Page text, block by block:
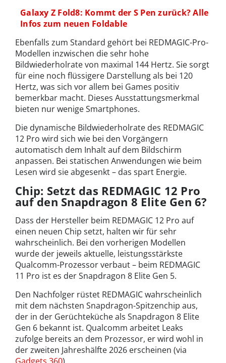
Galaxy Z Fold8: Kommt der S Pen zurück? Alle
Infos zum neuen Foldable
Ebenfalls zum Standard gehört bei REDMAGIC-Pro-
Modellen inzwischen die sehr hohe
Bildwiederholrate von maximal 144 Hertz. Sie sorgt
für eine noch flüssigere Darstellung als bei 120
Hertz, was sich vor allem bei Games positiv
bemerkbar macht. Dieses Ausstattungsmerkmal
bieten nur wenige Smartphones.
Die dynamische Bildwiederholrate des REDMAGIC
12 Pro wird sich wie bei den Vorgängern
automatisch dem Inhalt auf dem Bildschirm
anpassen. Bei statischen Anwendungen wie beim
Lesen wird sie abgesenkt – das spart Energie.
Chip: Setzt das REDMAGIC 12 Pro
auf den Snapdragon 8 Elite Gen 6?
Dass der Hersteller beim REDMAGIC 12 Pro auf
einen neuen Chip setzt, halten wir für sehr
wahrscheinlich. Bei den vorherigen Modellen
wurde der jeweils aktuelle, leistungsstärkste
Qualcomm-Prozessor verbaut – beim REDMAGIC
11 Pro ist es der Snapdragon 8 Elite Gen 5.
Den Nachfolger rüstet REDMAGIC wahrscheinlich
mit dem nächsten Snapdragon-Spitzenchip aus,
der in der Gerüchteküche als Snapdragon 8 Elite
Gen 6 bekannt ist. Qualcomm arbeitet Leaks
zufolge bereits an dem Prozessor, er wird wohl in
der zweiten Jahreshälfte 2026 erscheinen (via